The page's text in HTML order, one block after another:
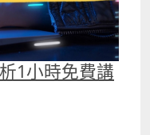
蝕離場，而KNN算法
1小時免費講